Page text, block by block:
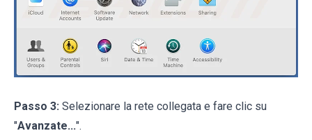
Passo 3: Selezionare la rete collegata e fare clic su
"Avanzate...".